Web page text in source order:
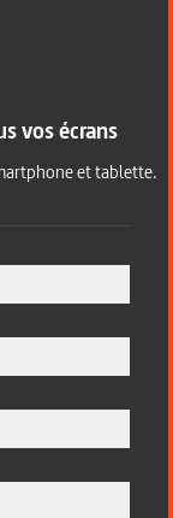
vos écrans
et tablette.